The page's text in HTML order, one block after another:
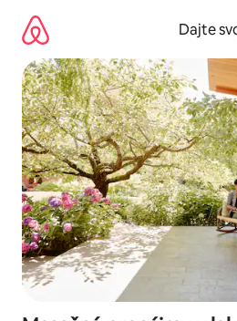
obsah.
Dajte